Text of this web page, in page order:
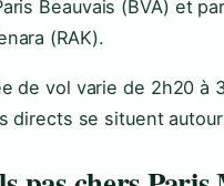
Beauvais (BVA) et
(RAK).
de vol varie de 2h20
directs se situent